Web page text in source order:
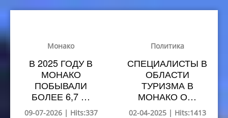
Монако
В 2025 ГОДУ В
МОНАКО
ПОБЫВАЛИ
БОЛЕЕ 6,7 …
09-07-2026 | Hits:337
Политика
СПЕЦИАЛИСТЫ В
ОБЛАСТИ
ТУРИЗМА В
МОНАКО О…
02-04-2025 | Hits:1413